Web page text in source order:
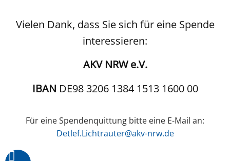
Vielen Dank, dass Sie sich für eine Spende
interessieren:
AKV NRW e.V.
IBAN DE98 3206 1384 1513 1600 00
Für eine Spendenquittung bitte eine E-Mail an:
Detlef.Lichtrauter@akv-nrw.de